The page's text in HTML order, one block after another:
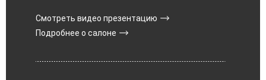
Смотреть видео презентацию
Подробнее о салоне